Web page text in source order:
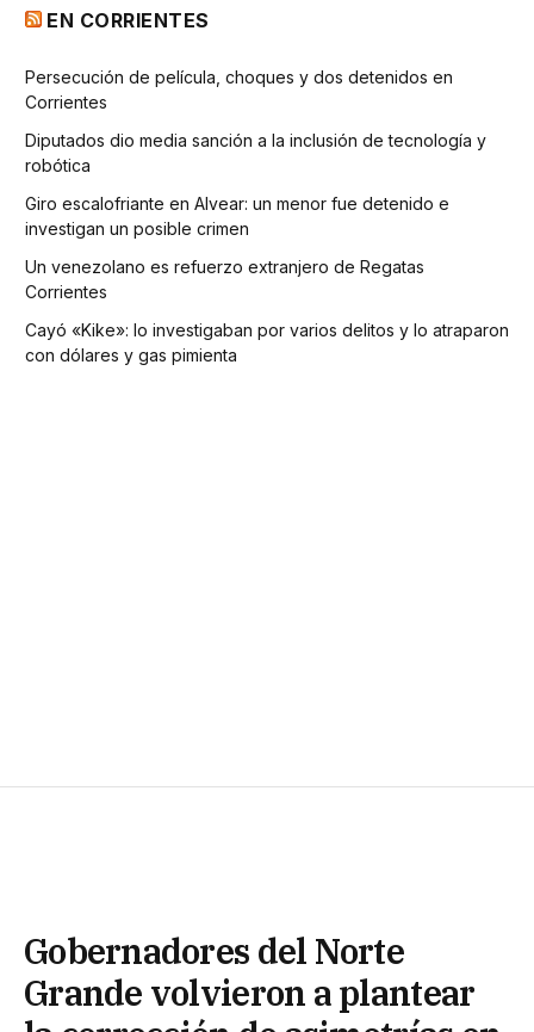
EN CORRIENTES
Persecución de película, choques y dos detenidos en
Corrientes
Diputados dio media sanción a la inclusión de tecnología y
robótica
Giro escalofriante en Alvear: un menor fue detenido e
investigan un posible crimen
Un venezolano es refuerzo extranjero de Regatas
Corrientes
Cayó «Kike»: lo investigaban por varios delitos y lo atraparon
con dólares y gas pimienta
Gobernadores del Norte
Grande volvieron a plantear